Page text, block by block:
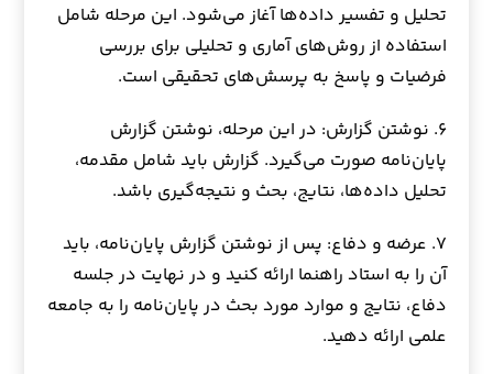
تحلیل و تفسیر داده‌ها آغاز می‌شود. این مرحله شامل
استفاده از روش‌های آماری و تحلیلی برای بررسی
فرضیات و پاسخ به پرسش‌های تحقیقی است.
۶. نوشتن گزارش: در این مرحله، نوشتن گزارش
پایان‌نامه صورت می‌گیرد. گزارش باید شامل مقدمه،
تحلیل داده‌ها، نتایج، بحث و نتیجه‌گیری باشد.
۷. عرضه و دفاع: پس از نوشتن گزارش پایان‌نامه، باید
آن را به استاد راهنما ارائه کنید و در نهایت در جلسه
دفاع، نتایج و موارد مورد بحث در پایان‌نامه را به جامعه
علمی ارائه دهید.